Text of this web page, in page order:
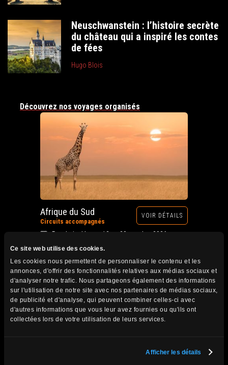
Ce site web utilise des cookies.
Les cookies nous permettent de personnaliser le contenu et les
annonces, d'offrir des fonctionnalités relatives aux médias sociaux et
d'analyser notre trafic. Nous partageons également des informations
sur l'utilisation de notre site avec nos partenaires de médias sociaux,
de publicité et d'analyse, qui peuvent combiner celles-ci avec
d'autres informations que vous leur avez fournies ou qu'ils ont
collectées lors de votre utilisation de leurs services.
Afficher les détails
Neuschwanstein : l’histoire secrète
du château qui a inspiré les contes
de fées
Hugo Blois
Découvrez nos voyages organisés
Afrique du Sud
Circuits accompagnés
VOIR DÉTAILS
Prochain départ : 12 au 28 octobre 2026